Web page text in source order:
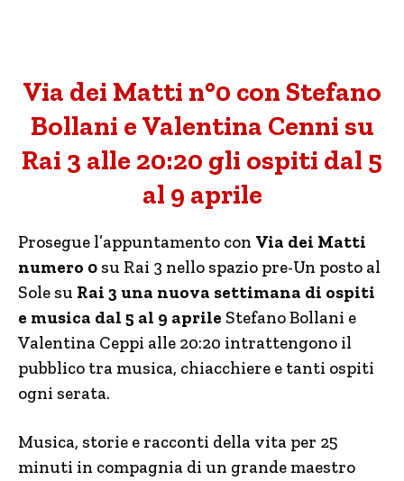
Via dei Matti n°0 con Stefano
Bollani e Valentina Cenni su
Rai 3 alle 20:20 gli ospiti dal 5
al 9 aprile
Prosegue l’appuntamento con Via dei Matti
numero 0 su Rai 3 nello spazio pre-Un posto al
Sole su Rai 3 una nuova settimana di ospiti
e musica dal 5 al 9 aprile Stefano Bollani e
Valentina Ceppi alle 20:20 intrattengono il
pubblico tra musica, chiacchiere e tanti ospiti
ogni serata.
Musica, storie e racconti della vita per 25
minuti in compagnia di un grande maestro